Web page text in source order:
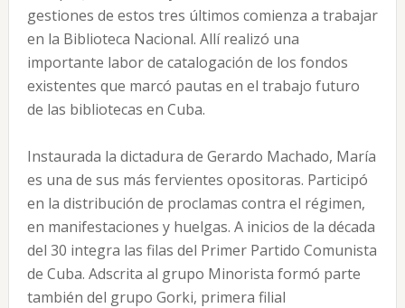
gestiones de estos tres últimos comienza a trabajar
en la Biblioteca Nacional. Allí realizó una
importante labor de catalogación de los fondos
existentes que marcó pautas en el trabajo futuro
de las bibliotecas en Cuba.
Instaurada la dictadura de Gerardo Machado, María
es una de sus más fervientes opositoras. Participó
en la distribución de proclamas contra el régimen,
en manifestaciones y huelgas. A inicios de la década
del 30 integra las filas del Primer Partido Comunista
de Cuba. Adscrita al grupo Minorista formó parte
también del grupo Gorki, primera filial